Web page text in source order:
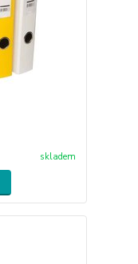
skladem